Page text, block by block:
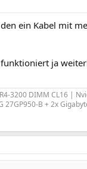
ein Kabel mit
ja
3200 DIMM CL16 |
B + 2x